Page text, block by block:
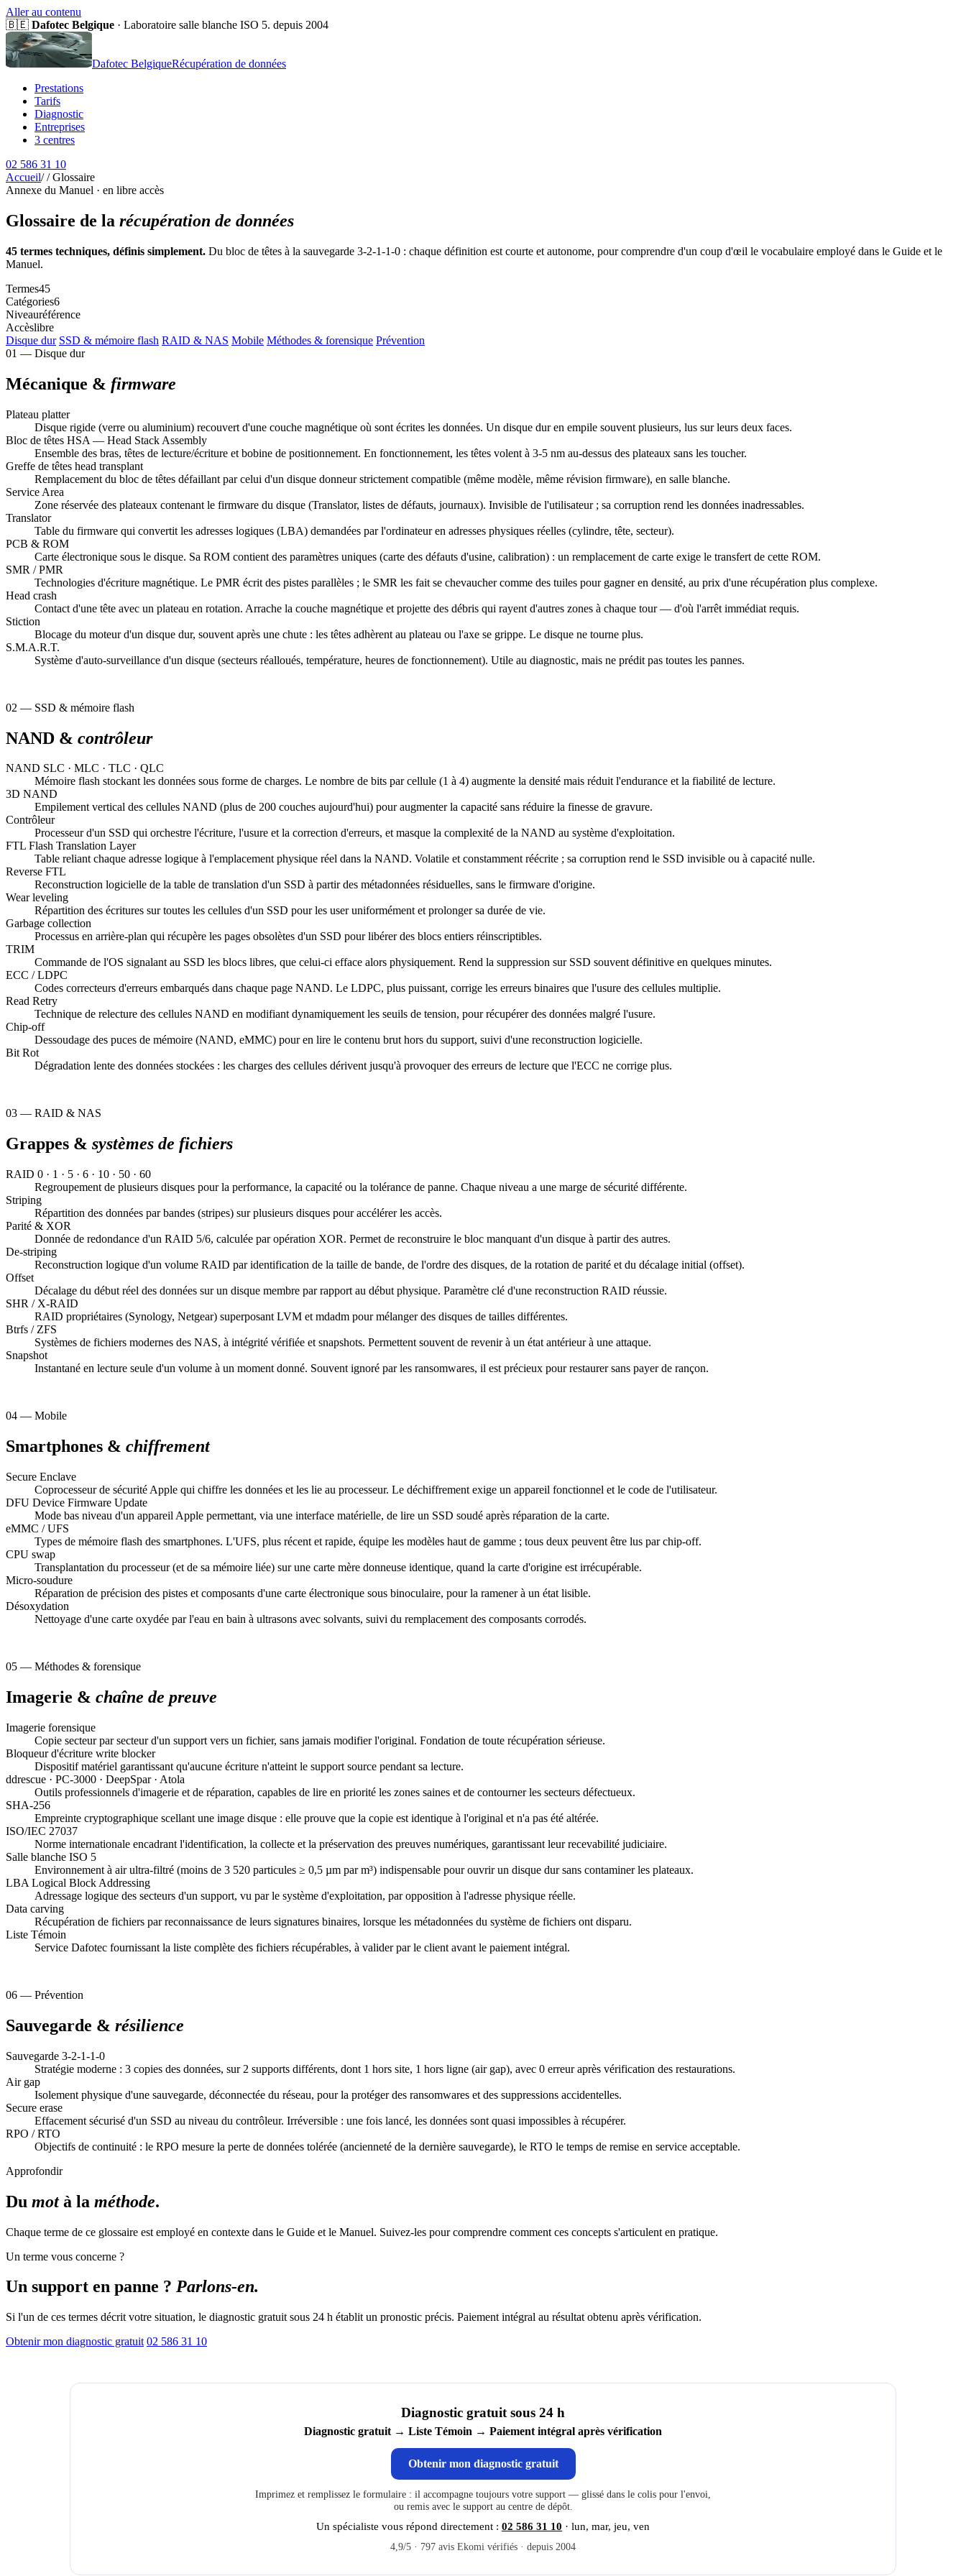
Aller au contenu
🇧🇪 Dafotec Belgique · Laboratoire salle blanche ISO 5. depuis 2004
Dafotec BelgiqueRécupération de données
Prestations
Tarifs
Diagnostic
Entreprises
3 centres
02 586 31 10
Accueil/ / Glossaire
Annexe du Manuel · en libre accès
Glossaire de la récupération de données
45 termes techniques, définis simplement. Du bloc de têtes à la sauvegarde 3-2-1-1-0 : chaque définition est courte et autonome, pour comprendre d'un coup d'œil le vocabulaire employé dans le Guide et le
Manuel.
Termes45
Catégories6
Niveauréférence
Accèslibre
Disque dur SSD & mémoire flash RAID & NAS Mobile Méthodes & forensique Prévention
01 — Disque dur
Mécanique & firmware
Plateau platter
Disque rigide (verre ou aluminium) recouvert d'une couche magnétique où sont écrites les données. Un disque dur en empile souvent plusieurs, lus sur leurs deux faces.
Bloc de têtes HSA — Head Stack Assembly
Ensemble des bras, têtes de lecture/écriture et bobine de positionnement. En fonctionnement, les têtes volent à 3-5 nm au-dessus des plateaux sans les toucher.
Greffe de têtes head transplant
Remplacement du bloc de têtes défaillant par celui d'un disque donneur strictement compatible (même modèle, même révision firmware), en salle blanche.
Service Area
Zone réservée des plateaux contenant le firmware du disque (Translator, listes de défauts, journaux). Invisible de l'utilisateur ; sa corruption rend les données inadressables.
Translator
Table du firmware qui convertit les adresses logiques (LBA) demandées par l'ordinateur en adresses physiques réelles (cylindre, tête, secteur).
PCB & ROM
Carte électronique sous le disque. Sa ROM contient des paramètres uniques (carte des défauts d'usine, calibration) : un remplacement de carte exige le transfert de cette ROM.
SMR / PMR
Technologies d'écriture magnétique. Le PMR écrit des pistes parallèles ; le SMR les fait se chevaucher comme des tuiles pour gagner en densité, au prix d'une récupération plus complexe.
Head crash
Contact d'une tête avec un plateau en rotation. Arrache la couche magnétique et projette des débris qui rayent d'autres zones à chaque tour — d'où l'arrêt immédiat requis.
Stiction
Blocage du moteur d'un disque dur, souvent après une chute : les têtes adhèrent au plateau ou l'axe se grippe. Le disque ne tourne plus.
S.M.A.R.T.
Système d'auto-surveillance d'un disque (secteurs réalloués, température, heures de fonctionnement). Utile au diagnostic, mais ne prédit pas toutes les pannes.
02 — SSD & mémoire flash
NAND & contrôleur
NAND SLC · MLC · TLC · QLC
Mémoire flash stockant les données sous forme de charges. Le nombre de bits par cellule (1 à 4) augmente la densité mais réduit l'endurance et la fiabilité de lecture.
3D NAND
Empilement vertical des cellules NAND (plus de 200 couches aujourd'hui) pour augmenter la capacité sans réduire la finesse de gravure.
Contrôleur
Processeur d'un SSD qui orchestre l'écriture, l'usure et la correction d'erreurs, et masque la complexité de la NAND au système d'exploitation.
FTL Flash Translation Layer
Table reliant chaque adresse logique à l'emplacement physique réel dans la NAND. Volatile et constamment réécrite ; sa corruption rend le SSD invisible ou à capacité nulle.
Reverse FTL
Reconstruction logicielle de la table de translation d'un SSD à partir des métadonnées résiduelles, sans le firmware d'origine.
Wear leveling
Répartition des écritures sur toutes les cellules d'un SSD pour les user uniformément et prolonger sa durée de vie.
Garbage collection
Processus en arrière-plan qui récupère les pages obsolètes d'un SSD pour libérer des blocs entiers réinscriptibles.
TRIM
Commande de l'OS signalant au SSD les blocs libres, que celui-ci efface alors physiquement. Rend la suppression sur SSD souvent définitive en quelques minutes.
ECC / LDPC
Codes correcteurs d'erreurs embarqués dans chaque page NAND. Le LDPC, plus puissant, corrige les erreurs binaires que l'usure des cellules multiplie.
Read Retry
Technique de relecture des cellules NAND en modifiant dynamiquement les seuils de tension, pour récupérer des données malgré l'usure.
Chip-off
Dessoudage des puces de mémoire (NAND, eMMC) pour en lire le contenu brut hors du support, suivi d'une reconstruction logicielle.
Bit Rot
Dégradation lente des données stockées : les charges des cellules dérivent jusqu'à provoquer des erreurs de lecture que l'ECC ne corrige plus.
03 — RAID & NAS
Grappes & systèmes de fichiers
RAID 0 · 1 · 5 · 6 · 10 · 50 · 60
Regroupement de plusieurs disques pour la performance, la capacité ou la tolérance de panne. Chaque niveau a une marge de sécurité différente.
Striping
Répartition des données par bandes (stripes) sur plusieurs disques pour accélérer les accès.
Parité & XOR
Donnée de redondance d'un RAID 5/6, calculée par opération XOR. Permet de reconstruire le bloc manquant d'un disque à partir des autres.
De-striping
Reconstruction logique d'un volume RAID par identification de la taille de bande, de l'ordre des disques, de la rotation de parité et du décalage initial (offset).
Offset
Décalage du début réel des données sur un disque membre par rapport au début physique. Paramètre clé d'une reconstruction RAID réussie.
SHR / X-RAID
RAID propriétaires (Synology, Netgear) superposant LVM et mdadm pour mélanger des disques de tailles différentes.
Btrfs / ZFS
Systèmes de fichiers modernes des NAS, à intégrité vérifiée et snapshots. Permettent souvent de revenir à un état antérieur à une attaque.
Snapshot
Instantané en lecture seule d'un volume à un moment donné. Souvent ignoré par les ransomwares, il est précieux pour restaurer sans payer de rançon.
04 — Mobile
Smartphones & chiffrement
Secure Enclave
Coprocesseur de sécurité Apple qui chiffre les données et les lie au processeur. Le déchiffrement exige un appareil fonctionnel et le code de l'utilisateur.
DFU Device Firmware Update
Mode bas niveau d'un appareil Apple permettant, via une interface matérielle, de lire un SSD soudé après réparation de la carte.
eMMC / UFS
Types de mémoire flash des smartphones. L'UFS, plus récent et rapide, équipe les modèles haut de gamme ; tous deux peuvent être lus par chip-off.
CPU swap
Transplantation du processeur (et de sa mémoire liée) sur une carte mère donneuse identique, quand la carte d'origine est irrécupérable.
Micro-soudure
Réparation de précision des pistes et composants d'une carte électronique sous binoculaire, pour la ramener à un état lisible.
Désoxydation
Nettoyage d'une carte oxydée par l'eau en bain à ultrasons avec solvants, suivi du remplacement des composants corrodés.
05 — Méthodes & forensique
Imagerie & chaîne de preuve
Imagerie forensique
Copie secteur par secteur d'un support vers un fichier, sans jamais modifier l'original. Fondation de toute récupération sérieuse.
Bloqueur d'écriture write blocker
Dispositif matériel garantissant qu'aucune écriture n'atteint le support source pendant sa lecture.
ddrescue · PC-3000 · DeepSpar · Atola
Outils professionnels d'imagerie et de réparation, capables de lire en priorité les zones saines et de contourner les secteurs défectueux.
SHA-256
Empreinte cryptographique scellant une image disque : elle prouve que la copie est identique à l'original et n'a pas été altérée.
ISO/IEC 27037
Norme internationale encadrant l'identification, la collecte et la préservation des preuves numériques, garantissant leur recevabilité judiciaire.
Salle blanche ISO 5
Environnement à air ultra-filtré (moins de 3 520 particules ≥ 0,5 µm par m³) indispensable pour ouvrir un disque dur sans contaminer les plateaux.
LBA Logical Block Addressing
Adressage logique des secteurs d'un support, vu par le système d'exploitation, par opposition à l'adresse physique réelle.
Data carving
Récupération de fichiers par reconnaissance de leurs signatures binaires, lorsque les métadonnées du système de fichiers ont disparu.
Liste Témoin
Service Dafotec fournissant la liste complète des fichiers récupérables, à valider par le client avant le paiement intégral.
06 — Prévention
Sauvegarde & résilience
Sauvegarde 3-2-1-1-0
Stratégie moderne : 3 copies des données, sur 2 supports différents, dont 1 hors site, 1 hors ligne (air gap), avec 0 erreur après vérification des restaurations.
Air gap
Isolement physique d'une sauvegarde, déconnectée du réseau, pour la protéger des ransomwares et des suppressions accidentelles.
Secure erase
Effacement sécurisé d'un SSD au niveau du contrôleur. Irréversible : une fois lancé, les données sont quasi impossibles à récupérer.
RPO / RTO
Objectifs de continuité : le RPO mesure la perte de données tolérée (ancienneté de la dernière sauvegarde), le RTO le temps de remise en service acceptable.
Approfondir
Du motà la méthode.
Chaque terme de ce glossaire est employé en contexte dans le Guide et le Manuel. Suivez-les pour comprendre comment ces concepts s'articulent en pratique.
Un terme vous concerne ?
Un support en panne ? Parlons-en.
Si l'un de ces termes décrit votre situation, le diagnostic gratuit sous 24 h établit un pronostic précis. Paiement intégral au résultat obtenu après vérification.
Obtenir mon diagnostic gratuit 02 586 31 10
Diagnostic gratuit sous 24 h
Diagnostic gratuit → Liste Témoin → Paiement intégral après vérification
Obtenir mon diagnostic gratuit
Imprimez et remplissez le formulaire : il accompagne toujours votre support — glissé dans le colis pour l'envoi,
ou remis avec le support au centre de dépôt.
Un spécialiste vous répond directement : 02 586 31 10 · lun, mar, jeu, ven
4,9/5 · 797 avis Ekomi vérifiés · depuis 2004